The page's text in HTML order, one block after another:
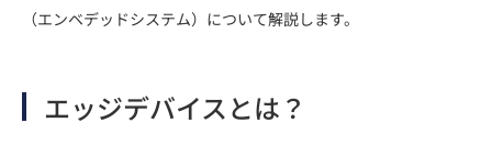
（エンベデッドシステム）について解説します。
エッジデバイスとは？